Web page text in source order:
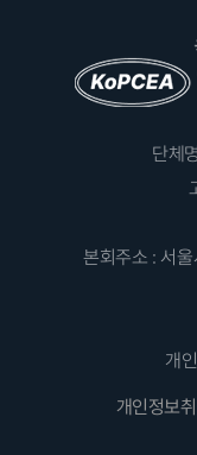
단체
본회주소 : 서
개
개인정보